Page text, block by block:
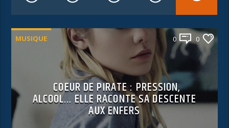
MUSIQUE 0 0
COEUR DE PIRATE : PRESSION,
ALCOOL… ELLE RACONTE SA DESCENTE
AUX ENFERS